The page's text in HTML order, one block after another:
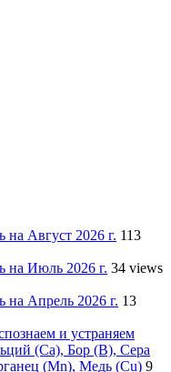
Август 2026 г. 113
на Июль 2026 г. 34 views
на Апрель 2026 г. 13
и устраняем
(Ca), Бор (B), Сера
(Mn), Медь (Cu) 9